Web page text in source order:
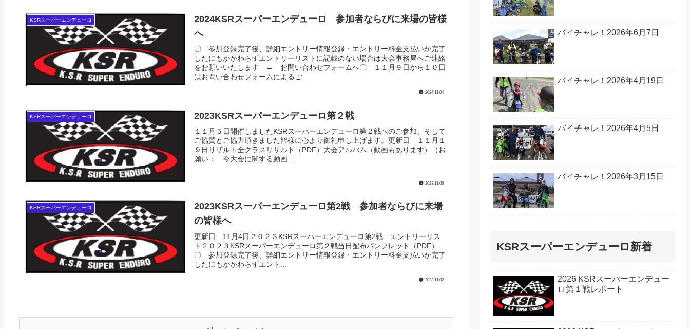
KSRスーパーエンデューロ
2024KSRスーパーエンデューロ 参加者ならびに来場の皆様
へ
〇 参加登録完了後、詳細エントリー情報登録・エントリー料金支払いが完了
したにもかかわらずエントリーリストに記載のない場合は大会事務局へご連絡
をお願いいたします → お問い合わせフォームへ〇 １１月９日から１０日
はお問い合わせフォームによるご...
2024.11.04
KSRスーパーエンデューロ 2023KSRスーパーエンデューロ第２戦
１１月５日開催しましたKSRスーパーエンデューロ第２戦へのご参加、そして
ご協賛とご協力頂きました皆様に心より御礼申し上げます。更新日 １１月１
９日リザルト全クラスリザルト（PDF）大会アルバム（動画もあります）（お
願い： 今大会に関する動画...
2023.11.06
KSRスーパーエンデューロ
2023KSRスーパーエンデューロ第2戦 参加者ならびに来場
の皆様へ
更新日 11月4日２０２３KSRスーパーエンデューロ第2戦 エントリーリス
ト２０２３KSRスーパーエンデューロ第２戦当日配布パンフレット（PDF）
〇 参加登録完了後、詳細エントリー情報登録・エントリー料金支払いが完了
したにもかかわらずエント...
2023.11.02
バイチャレ！2026年6月7日
バイチャレ！2026年4月19日
バイチャレ！2026年4月5日
バイチャレ！2026年3月15日
KSRスーパーエンデューロ新着
2026 KSRスーパーエンデュー
ロ第１戦レポート